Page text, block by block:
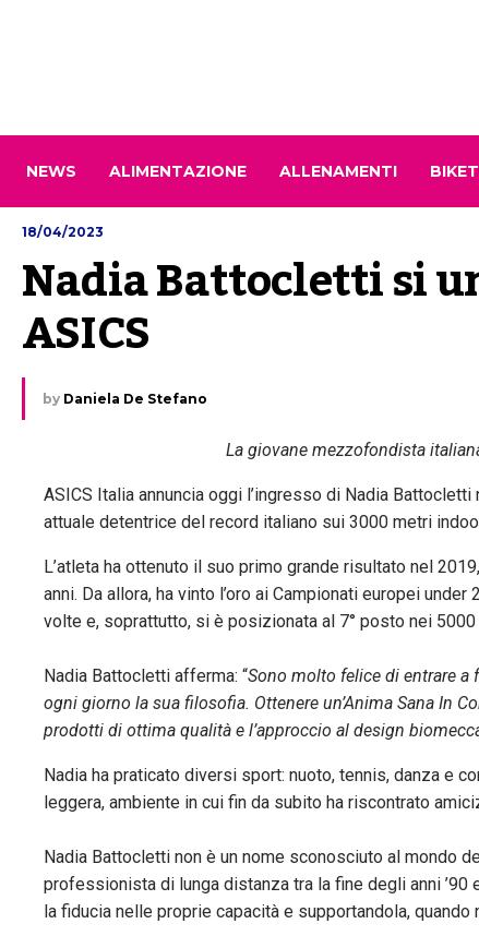
NEWS ALIMENTAZIONE ALLENAMENTI
18/04/2023
Nadia Battocletti si
ASICS
by Daniela De Stefano
La giovane mezzofondista
ASICS Italia annuncia oggi l’ingresso di Nadia
attuale detentrice del record italiano sui 3000 metri
L’atleta ha ottenuto il suo primo grande risultato nel
anni. Da allora, ha vinto l’oro ai Campionati europei
volte e, soprattutto, si è posizionata al 7° posto nei
Nadia Battocletti afferma: “Sono molto felice di entrare a
ogni giorno la sua filosofia. Ottenere un’Anima Sana In
prodotti di ottima qualità e l’approccio al design
Nadia ha praticato diversi sport: nuoto, tennis, danza e
leggera, ambiente in cui fin da subito ha riscontrato
Nadia Battocletti non è un nome sconosciuto al mondo
professionista di lunga distanza tra la fine degli anni
la fiducia nelle proprie capacità e supportandola, quando